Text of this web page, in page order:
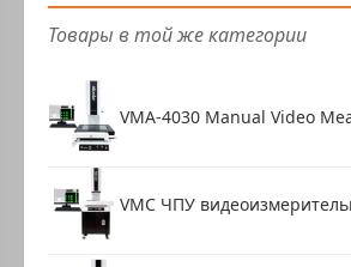
Товары в той же категории
VMA-4030 Manual Video
VMC ЧПУ